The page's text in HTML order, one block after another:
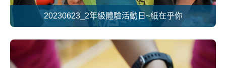
20230623_2年級體驗活動日~紙在乎你